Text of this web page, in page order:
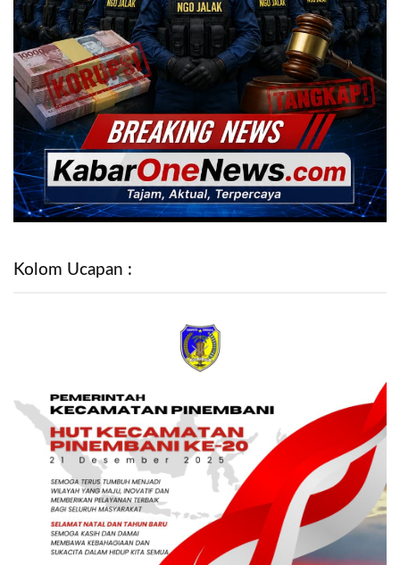
Kolom Ucapan :